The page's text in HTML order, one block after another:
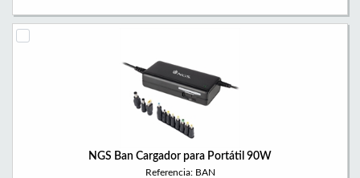
NGS Ban Cargador para Portátil 90W
Referencia: BAN